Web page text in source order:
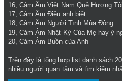
16, Cảm Âm Việt Nam Quê Hương Tôi
17, Cảm Âm Điều anh biết
18, Cảm Âm Người Tình Mùa Đông
19, Cảm Âm Nhật Ký Của Mẹ hay ý
20, Cảm Âm Buồn của Anh
Trên đây là tổng hợp list danh sách 20
nhiều người quan tâm và tìm kiếm